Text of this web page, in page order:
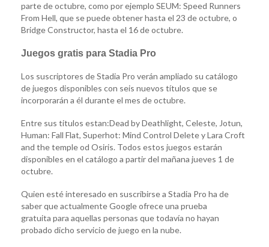
parte de octubre, como por ejemplo SEUM: Speed Runners
From Hell, que se puede obtener hasta el 23 de octubre, o
Bridge Constructor, hasta el 16 de octubre.
Juegos gratis para Stadia Pro
Los suscriptores de Stadia Pro verán ampliado su catálogo
de juegos disponibles con seis nuevos títulos que se
incorporarán a él durante el mes de octubre.
Entre sus titulos estan:Dead by Deathlight, Celeste, Jotun,
Human: Fall Flat, Superhot: Mind Control Delete y Lara Croft
and the temple od Osiris. Todos estos juegos estarán
disponibles en el catálogo a partir del mañana jueves 1 de
octubre.
Quien esté interesado en suscribirse a Stadia Pro ha de
saber que actualmente Google ofrece una prueba
gratuita para aquellas personas que todavía no hayan
probado dicho servicio de juego en la nube.